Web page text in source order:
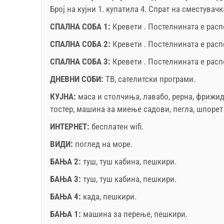
Задолжителнo: Пријава на гостите (01.07. -
ноември 2026
ПО ВТ СР ЧЕ ПЕ СА НЕ
2
3 4 5 6 7
8
9
10 11 12 13 14
15
16
17 18 19 20 21
22
23
24 25 26 27
30
ПО
14
21
Условите и условите на добавувачот
Ако не сакате да резервирате сега, наместо да
прашања, ве молиме пополнете ги и кликнете
Број на кујни 1. купатила 4. Спрат на
СПАЛНА СОБА 1: Кревети . Постелнината е
СПАЛНА СОБА 2: Кревети . Постелнината е
СПАЛНА СОБА 3: Кревети . Постелнината е
ДНЕВНИ СОБИ: ТВ, сателитски програми.
КУЈНА: маса и столчиња, лавабо, рерна,
тостер, машина за миење садови, пегла,
ИНТЕРНЕТ: бесплатен wifi.
ВИДИ: поглед на море.
БАЊА 2: туш, туш кабина, пешкири.
БАЊА 3: туш, туш кабина, пешкири.
БАЊА 4: када, пешкири.
БАЊА 1: машина за перење, пешкири.